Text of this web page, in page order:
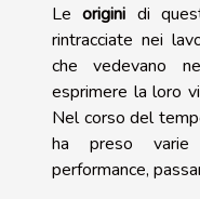
Leorigini di
rintracciate nei
che vedevano
esprimere la loro
Nel corso del
ha preso varie
performance,